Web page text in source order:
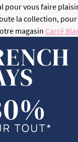
pour vous faire
la collection,
magasin Carré